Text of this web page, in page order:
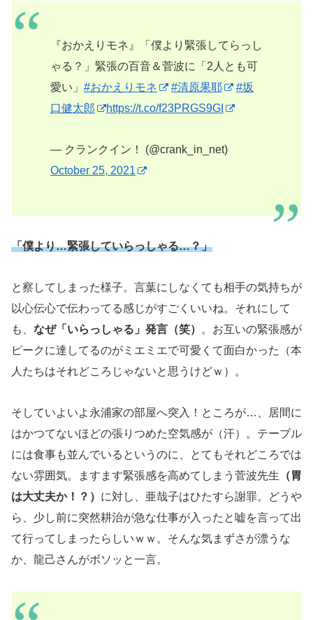
『おかえりモネ』「僕より緊張してらっし
ゃる？」緊張の百音＆菅波に「2人とも可
愛い」 #おかえりモネ #清原果耶
#坂
口健太郎
https://t.co/f23PRGS9GI
— クランクイン！ (@crank_in_net)
October 25, 2021
「僕より…緊張していらっしゃる…？」
と察してしまった様子。言葉にしなくても相手の気持ちが
以心伝心で伝わってる感じがすごくいいね。それにして
も、 なぜ「いらっしゃる」発言（笑）
。お互いの緊張感が
ピークに達してるのがミエミエで可愛くて面白かった（本
人たちはそれどころじゃないと思うけどｗ）。
そしていよいよ永浦家の部屋へ突入！ところが…、居間に
はかつてないほどの張りつめた空気感が（汗）。テーブル
には食事も並んでいるというのに、とてもそれどころでは
ない雰囲気。ますます緊張感を高めてしまう菅波先生 （胃
は大丈夫か！？） に対し、亜哉子はひたすら謝罪。どうや
ら、少し前に突然耕治が急な仕事が入ったと嘘を言って出
て行ってしまったらしいｗｗ。そんな気まずさが漂うな
か、龍己さんがボソッと一言。